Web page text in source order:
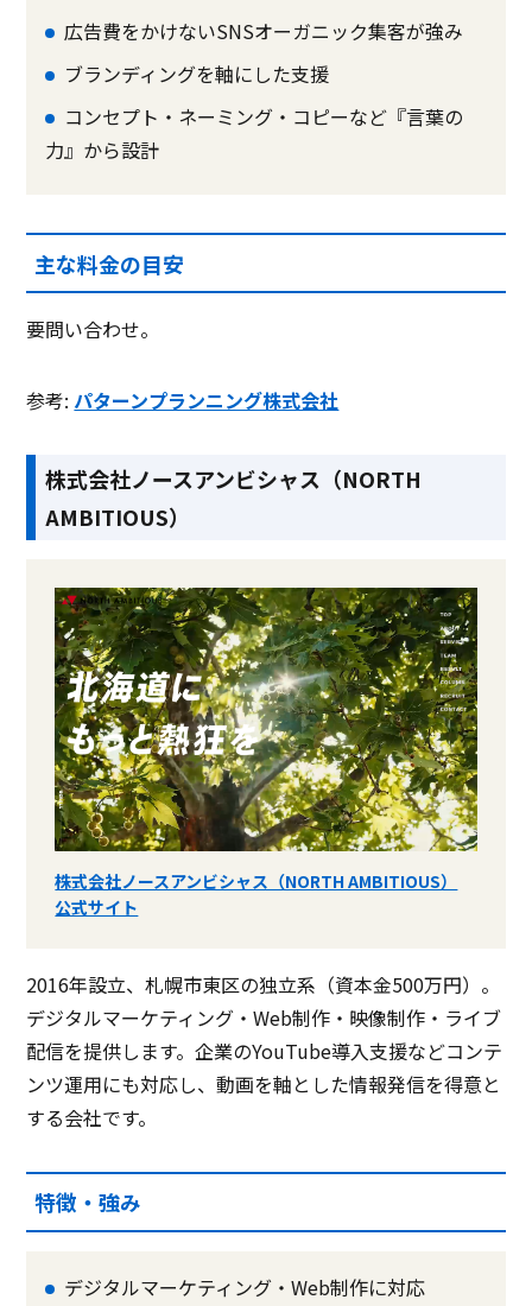
広告費をかけないSNSオーガニック集客が強み
ブランディングを軸にした支援
コンセプト・ネーミング・コピーなど『言葉の
力』から設計
主な料金の目安
要問い合わせ。
参考: パターンプランニング株式会社
株式会社ノースアンビシャス（NORTH
AMBITIOUS）
株式会社ノースアンビシャス（NORTH AMBITIOUS）
公式サイト
2016年設立、札幌市東区の独立系（資本金500万円）。
デジタルマーケティング・Web制作・映像制作・ライブ
配信を提供します。企業のYouTube導入支援などコンテ
ンツ運用にも対応し、動画を軸とした情報発信を得意と
する会社です。
特徴・強み
デジタルマーケティング・Web制作に対応